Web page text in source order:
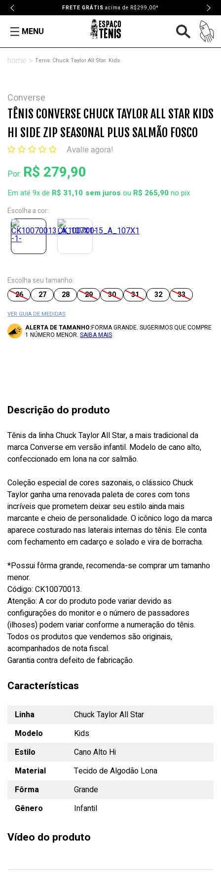
FRETE GRÁTIS acima de R$299,00*
MENU
Tenis Chuck Taylor All Star Kids
Converse
TÊNIS CONVERSE CHUCK TAYLOR ALL STAR KIDS
HI SIDE ZIP SEASONAL PLUS SALMÃO FOSCO
Avalie agora!
Por: R$ 279,90
Em até 9x de R$ 31,10 ou R$ 265,90no pix
Escolha a cor:
Escolha seu tamanho:
26
27 28 29 30 31 32 33
VER GUIA DE MEDIDAS
ALERTA DE TAMANHO:FORMA GRANDE. SUGERIMOS QUE COMPRE
1 NÚMERO MENOR. SAIBA MAIS
Descrição do produto
Tênis da linha Chuck Taylor All Star, a mais tradicional da
marca Converse em versão infantil. Modelo de cano alto,
confeccionado em lona na cor salmão.
Coleção especial de cores sazonais, o clássico Chuck
Taylor ganha uma renovada paleta de cores com tons
incríveis que prometem deixar seu estilo ainda mais
marcante e cheio de personalidade. O icônico logo da marca
aparece costurado nas laterais internas do tênis. Ele conta
com fechamento em cadarço e solado e vira de borracha.
*Possui fôrma grande, recomenda-se comprar um tamanho
menor.
Código: CK10070013.
Atenção: A cor do produto pode variar devido as
configurações do monitor e o número de passadores
(ilhoses) podem variar conforme a numeração do tênis.
Todos os produtos que vendemos são originais,
acompanhados de nota fiscal.
Garantia contra defeito de fabricação.
Características
Linha
Chuck Taylor All Star
Modelo
Kids
Estilo
Cano Alto Hi
Material
Tecido de Algodão Lona
Fôrma
Grande
Gênero
Infantil
Vídeo do produto